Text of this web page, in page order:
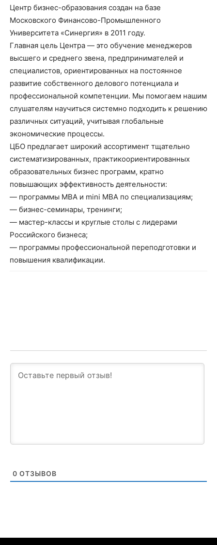
Центр бизнес-образования создан на базе
Московского Финансово-Промышленного
Университета «Синергия» в 2011 году.
Главная цель Центра — это обучение менеджеров
высшего и среднего звена, предпринимателей и
специалистов, ориентированных на постоянное
развитие собственного делового потенциала и
профессиональной компетенции. Мы помогаем нашим
слушателям научиться системно подходить к решению
различных ситуаций, учитывая глобальные
экономические процессы.
ЦБО предлагает широкий ассортимент тщательно
систематизированных, практикоориентированных
образовательных бизнес программ, кратно
повышающих эффективность деятельности:
— программы МВA и mini MBA по специализациям;
— бизнес-семинары, тренинги;
— мастер-классы и круглые столы с лидерами
Российского бизнеса;
— программы профессиональной переподготовки и
повышения квалификации.
0 ОТЗЫВОВ